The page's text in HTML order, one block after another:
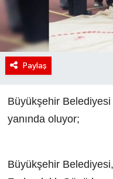
Paylaş
Büyükşehir
yanında oluyor;
Büyükşehir